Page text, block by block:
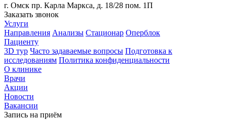
г. Омск пр. Карла Маркса, д. 18/28 пом. 1П
Заказать звонок
Услуги
Направления Анализы Стационар Оперблок
Пациенту
3D тур Часто задаваемые вопросы Подготовка к
исследованиям Политика конфиденциальности
О клинике
Врачи
Акции
Новости
Вакансии
Запись на приём